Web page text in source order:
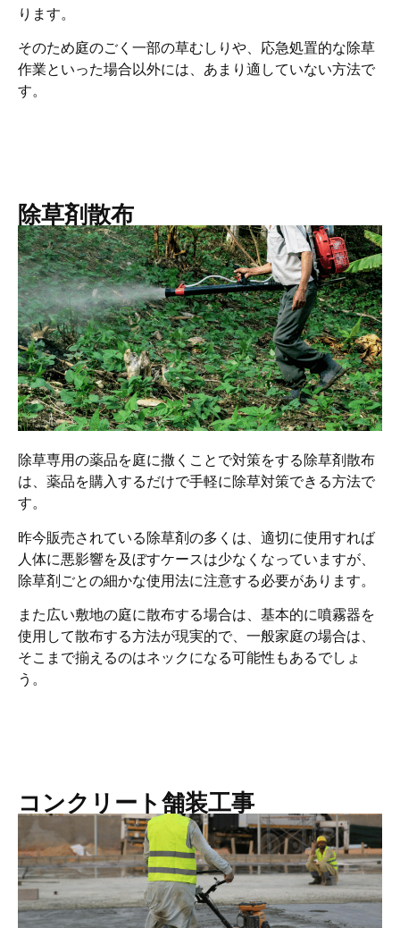
ります。
そのため庭のごく一部の草むしりや、応急処置的な除草
作業といった場合以外には、あまり適していない方法で
す。
除草剤散布
除草専用の薬品を庭に撒くことで対策をする除草剤散布
は、薬品を購入するだけで手軽に除草対策できる方法で
す。
昨今販売されている除草剤の多くは、適切に使用すれば
人体に悪影響を及ぼすケースは少なくなっていますが、
除草剤ごとの細かな使用法に注意する必要があります。
また広い敷地の庭に散布する場合は、基本的に噴霧器を
使用して散布する方法が現実的で、一般家庭の場合は、
そこまで揃えるのはネックになる可能性もあるでしょ
う。
コンクリート舗装工事